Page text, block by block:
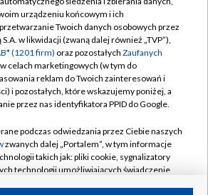
TVP
TVP
Cyfrowa
Regulamin TVP
Polityka prywatności
Moje zgody
Pomoc
Kontakt
Kanały
urządzeniu końcowym i ich
Twoich danych osobowych przez
w likwidacji (zwaną dalej również „TVP”),
(1201 firm) oraz pozostałych Zaufanych
celach marketingowych (w tym do
reklam do Twoich zainteresowań i
i pozostałych, które wskazujemy poniżej, a
przez nas identyfikatora PPID do Google.
podczas odwiedzania przez Ciebie naszych
zwanych dalej „Portalem”, w tym informacje
takich jak: pliki cookie, sygnalizatory
technologii umożliwiających świadczenie